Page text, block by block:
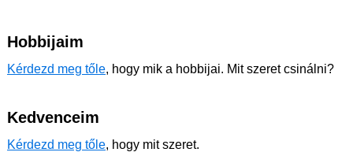
Hobbijaim
Kérdezd meg tőle, hogy mik a hobbijai. Mit szeret csinálni?
Kedvenceim
Kérdezd meg tőle, hogy mit szeret.